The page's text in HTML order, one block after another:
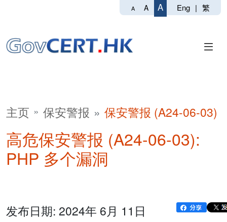
A A A Eng | 繁
主页 保安警报 保安警报 (A24-06-03)
高危保安警报 (A24-06-03):
PHP 多个漏洞
发布日期: 2024年 6月 11日